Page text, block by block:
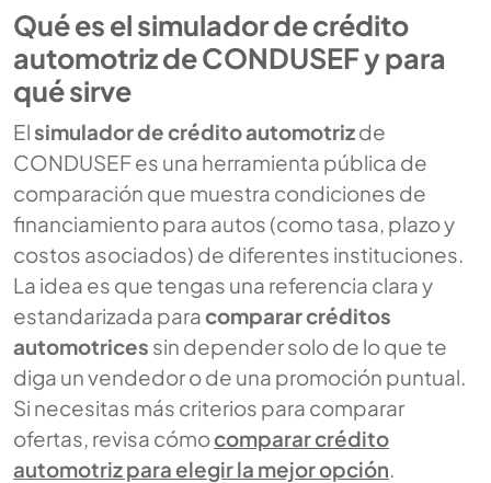
Qué es el simulador de crédito
automotriz de CONDUSEF y para
qué sirve
Elsimulador de crédito automotrizde
CONDUSEF es una herramienta pública de
comparación que muestra condiciones de
financiamiento para autos (como tasa, plazo y
costos asociados) de diferentes instituciones.
La idea es que tengas una referencia clara y
estandarizada paracomparar créditos
automotrices sin depender solo de lo que te
diga un vendedor o de una promoción puntual.
Si necesitas más criterios para comparar
ofertas, revisa cómocomparar crédito
automotriz para elegir la mejor opción